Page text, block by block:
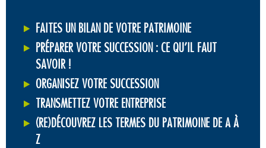
FAITES UN BILAN DE VOTRE PATRIMOINE
PRÉPARER VOTRE SUCCESSION : CE QU’IL FAUT
SAVOIR !
ORGANISEZ VOTRE SUCCESSION
TRANSMETTEZ VOTRE ENTREPRISE
(RE)DÉCOUVREZ LES TERMES DU PATRIMOINE DE A À
Z